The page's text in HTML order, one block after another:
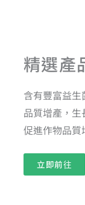
精選產
含有豐富益
品質增產，生
促進作物品質
立即前往